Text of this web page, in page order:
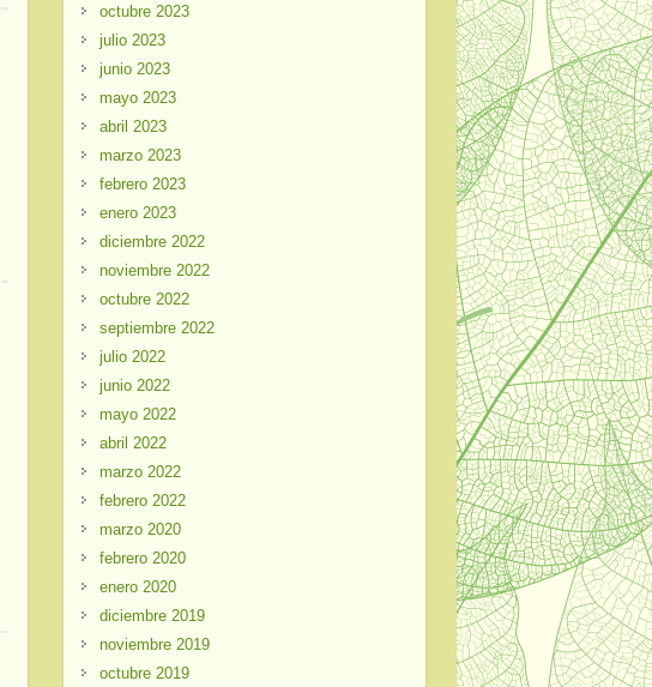
octubre 2023
julio 2023
junio 2023
mayo 2023
abril 2023
marzo 2023
febrero 2023
enero 2023
diciembre 2022
noviembre 2022
octubre 2022
septiembre 2022
julio 2022
junio 2022
mayo 2022
abril 2022
marzo 2022
febrero 2022
marzo 2020
febrero 2020
enero 2020
diciembre 2019
noviembre 2019
octubre 2019